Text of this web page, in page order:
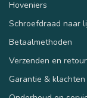
Hoveniers
Schroefdraad naar
Betaalmethoden
Verzenden en
Garantie & klachten